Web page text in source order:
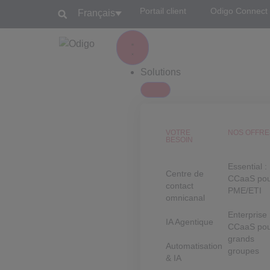
Français Portail client Odigo Connect
Solutions
VOTRE
BESOIN
Centre de
contact
omnicanal
IA Agentique
Automatisation
& IA
NOS
Essential :
CCaaS
PME/ETI
Enterprise :
CCaaS
grands
groupes